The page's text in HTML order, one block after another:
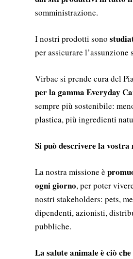
somministrazione.
I nostri prodotti sono
per assicurare
Virbac si prende cura del
per la gamma Everyday
sempre più sostenibile:
plastica, più ingredienti
Si può descrivere la vostra
La nostra missione è
ogni giorno, per poter
nostri stakeholders: pets,
dipendenti, azionisti,
pubbliche.
La salute animale è ciò